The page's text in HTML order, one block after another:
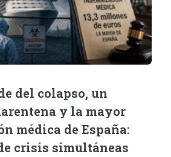
del colapso, un
y la mayor
médica de España:
crisis simultáneas